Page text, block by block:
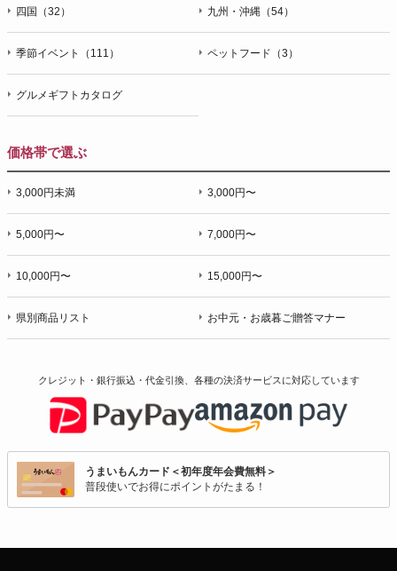
四国（32） 九州・沖縄（54）
季節イベント（111） ペットフード（3）
グルメギフトカタログ
価格帯で選ぶ
3,000円未満 3,000円〜
5,000円〜 7,000円〜
10,000円〜 15,000円〜
県別商品リスト お中元・お歳暮ご贈答マナー
クレジット・銀行振込・代金引換、各種の決済サービスに対応しています
うまいもんカード＜初年度年会費無料＞
普段使いでお得にポイントがたまる！